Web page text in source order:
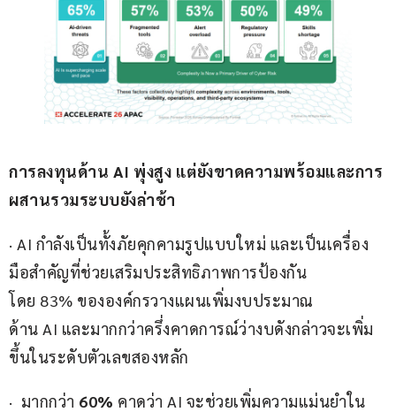
การลงทุนด้าน AI พุ่งสูง แต่ยังขาดความพร้อมและการ
ผสานรวมระบบยังล่าช้า
· AI กำลังเป็นทั้งภัยคุกคามรูปแบบใหม่ และเป็นเครื่อง
มือสำคัญที่ช่วยเสริมประสิทธิภาพการป้องกัน
โดย 83% ขององค์กรวางแผนเพิ่มงบประมาณ
ด้าน AI และมากกว่าครึ่งคาดการณ์ว่างบดังกล่าวจะเพิ่ม
ขึ้นในระดับตัวเลขสองหลัก
·  มากกว่า 60% คาดว่า AI จะช่วยเพิ่มความแม่นยำใน